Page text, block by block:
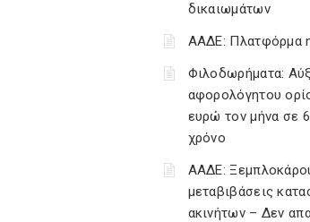
δικαιωμάτων
ΑΑΔΕ: Πλατφόρμα
Φιλοδωρήματα:
αφορολόγητου
ευρώ τον μήνα σε
χρόνο
ΑΑΔΕ:
μεταβιβάσεις
ακινήτων – Δεν